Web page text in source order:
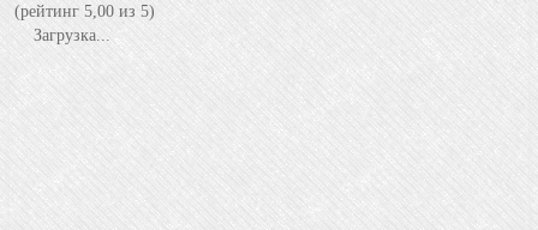
(рейтинг 5,00 из 5)
Загрузка...